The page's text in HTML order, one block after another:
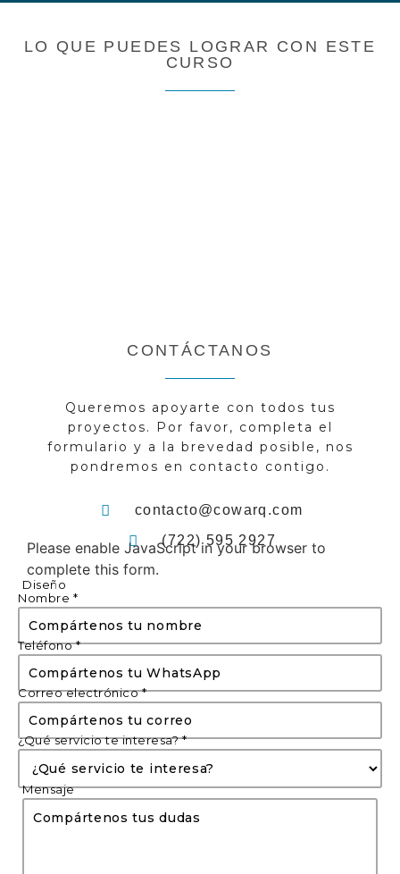
LO QUE PUEDES LOGRAR CON ESTE
CURSO
Please enable JavaScript in your browser to
complete this form.
Diseño
Nombre *
Teléfono*
Correo electrónico*
¿Qué servicio te interesa?*
Mensaje
CONTÁCTANOS
Queremos apoyarte con todos tus
proyectos. Por favor, completa el
formulario y a la brevedad posible, nos
pondremos en contacto contigo.
contacto@cowarq.com
(722) 595 2927